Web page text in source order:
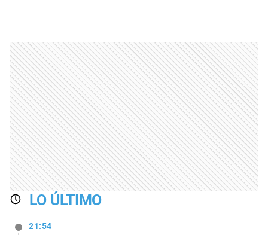
LO ÚLTIMO
21:54